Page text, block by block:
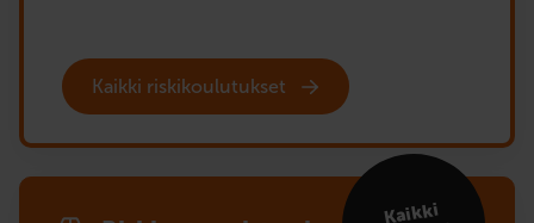
Kaikki riskikoulutukset
Kaikki